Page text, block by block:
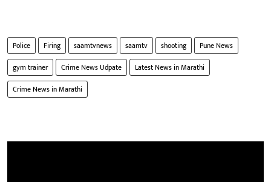
Police Firing saamtvnews saamtv shooting
Pune News
gym trainer
Crime News Udpate
Latest News in Marathi
Crime News in Marathi